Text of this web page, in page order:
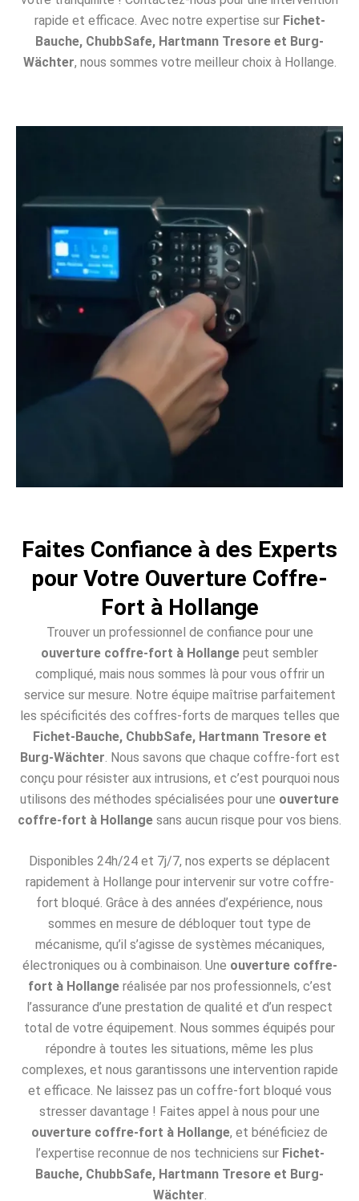
rapide et efficace. Avec notre expertise sur Fichet-
Bauche, ChubbSafe, Hartmann Tresore et Burg-
Wächter, nous sommes votre meilleur choix à Hollange.
Faites Confiance à des Experts
pour Votre Ouverture Coffre-
Fort à Hollange
Trouver un professionnel de confiance pour une
ouverture coffre-fort à Hollange peut sembler
compliqué, mais nous sommes là pour vous offrir un
service sur mesure. Notre équipe maîtrise parfaitement
les spécificités des coffres-forts de marques telles que
Fichet-Bauche, ChubbSafe, Hartmann Tresore et
Burg-Wächter . Nous savons que chaque coffre-fort est
conçu pour résister aux intrusions, et c’est pourquoi nous
utilisons des méthodes spécialisées pour une ouverture
coffre-fort à Hollange sans aucun risque pour vos biens.
Disponibles 24h/24 et 7j/7, nos experts se déplacent
rapidement à Hollange pour intervenir sur votre coffre-
fort bloqué. Grâce à des années d’expérience, nous
sommes en mesure de débloquer tout type de
mécanisme, qu’il s’agisse de systèmes mécaniques,
électroniques ou à combinaison. Une ouverture coffre-
fort à Hollangeréalisée par nos professionnels, c’est
l’assurance d’une prestation de qualité et d’un respect
total de votre équipement. Nous sommes équipés pour
répondre à toutes les situations, même les plus
complexes, et nous garantissons une intervention rapide
et efficace. Ne laissez pas un coffre-fort bloqué vous
stresser davantage ! Faites appel à nous pour une
ouverture coffre-fort à Hollange, et bénéficiez de
l’expertise reconnue de nos techniciens sur Fichet-
Bauche, ChubbSafe, Hartmann Tresore et Burg-
Wächter.